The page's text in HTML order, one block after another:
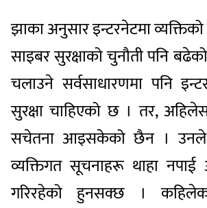
झाका अनुसार इन्टरनेटमा
साइबर सुरक्षाको चुनौती पनि
चलाउने सर्वसाधारणमा पनि
सुरक्षा चाहिएको छ । तर,
सचेतना आइसकेको छैन । उनले
व्यक्तिगत सूचनाहरू थाहा
गरिरहेको हुनसक्छ ।